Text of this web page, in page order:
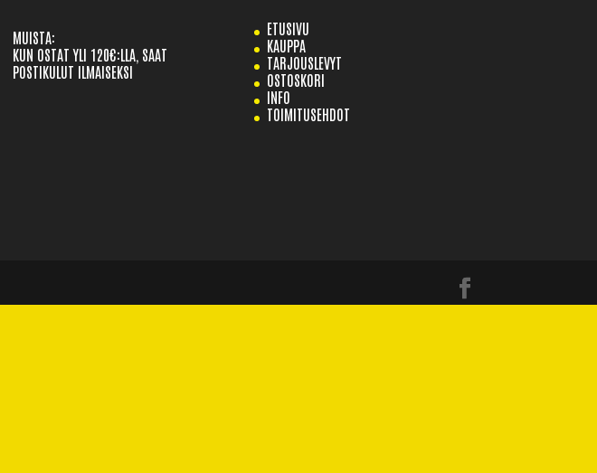
MUISTA:
KUN OSTAT YLI 120€:LLA, SAAT
POSTIKULUT ILMAISEKSI
ETUSIVU
KAUPPA
TARJOUSLEVYT
OSTOSKORI
INFO
TOIMITUSEHDOT